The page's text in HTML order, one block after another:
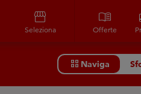
storefront
Seleziona
menu_book
Offerte
grid_view Naviga